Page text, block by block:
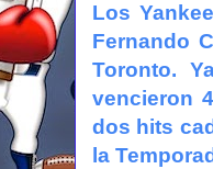
Los
Fernando
Toronto.
vencieron
dos hits
la